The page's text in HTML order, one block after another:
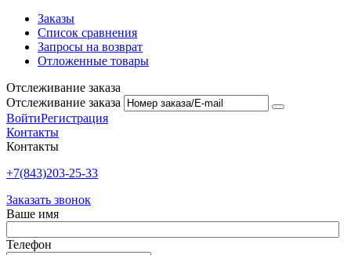
Заказы
Список сравнения
Запросы на возврат
Отложенные товары
Отслеживание заказа
Отслеживание заказа
ВойтиРегистрация
Контакты
Контакты
+7(843)203-25-33
Заказать звонок
Ваше имя
Телефон